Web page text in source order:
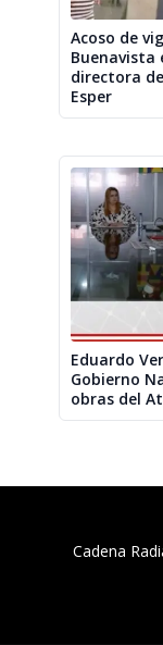
Acoso de
Buenavista
directora
Esper
Eduardo
Gobierno
obras del
Cadena